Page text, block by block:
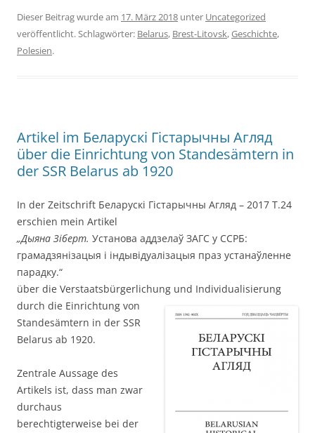
Dieser Beitrag wurde am 17. März 2018 unter Uncategorized
veröffentlicht. Schlagwörter: Belarus, Brest-Litovsk,Geschichte,
Polesien.
Artikel im Беларускі Гістарычны Агляд
über die Einrichtung von Standesämtern in
der SSR Belarus ab 1920
In der Zeitschrift Беларускі Гістарычны Агляд – 2017 Т.24
erschien mein Artikel
„Дыяна Зіберт. Установа аддзелаў ЗАГС у ССРБ:
грамадзянізацыя і індывідуалізацыя праз устанаўленне
парадку.“
über die Verstaatsbürgerlichung und Individualisierung
durch die Einrichtung von
Standesämtern in der SSR
Belarus ab 1920.
Zentrale Aussage des
Artikels ist, dass man zwar
durchaus
berechtigterweise bei der